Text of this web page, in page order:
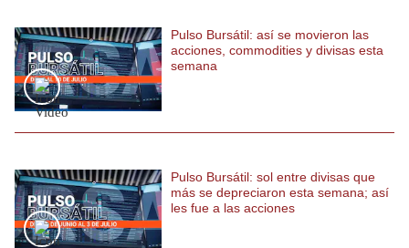
Pulso Bursátil: así se movieron las
acciones, commodities y divisas esta
semana
Pulso Bursátil: sol entre divisas que
más se depreciaron esta semana; así
les fue a las acciones